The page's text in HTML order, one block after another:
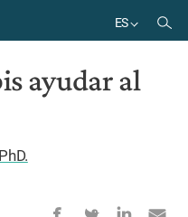
ES
ES
ayudar al